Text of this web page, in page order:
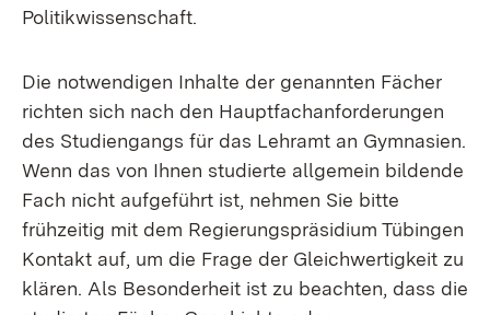
Politikwissenschaft.
Die notwendigen Inhalte der genannten Fächer
richten sich nach den Hauptfachanforderungen
des Studiengangs für das Lehramt an Gymnasien.
Wenn das von Ihnen studierte allgemein bildende
Fach nicht aufgeführt ist, nehmen Sie bitte
frühzeitig mit dem Regierungspräsidium Tübingen
Kontakt auf, um die Frage der Gleichwertigkeit zu
klären. Als Besonderheit ist zu beachten, dass die